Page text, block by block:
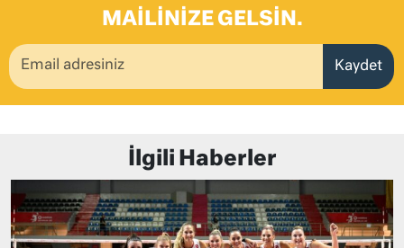
MAILINIZE GELSIN.
Kaydet
İlgili Haberler